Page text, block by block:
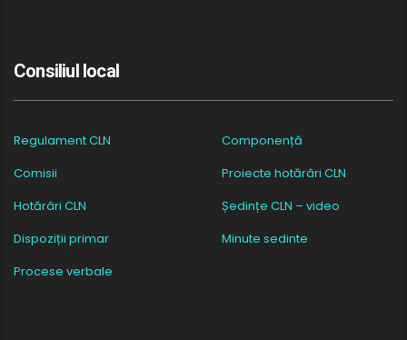
Consiliul local
Regulament CLN
Componență
Comisii
Proiecte hotărâri CLN
Hotărâri CLN
Ședințe CLN – video
Dispoziții primar
Minute sedinte
Procese verbale